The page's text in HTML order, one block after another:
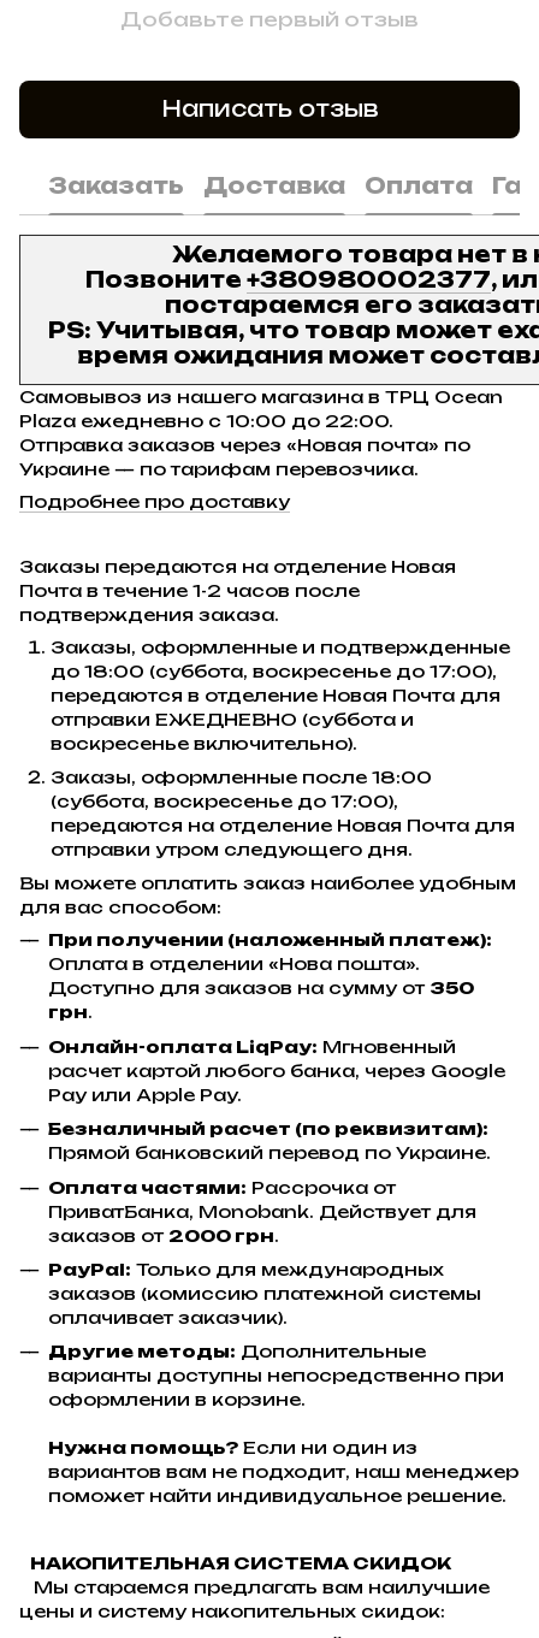
Добавьте первый отзыв
Написать отзыв
Заказать Доставка Оплата
Желаемого товара нет в
Позвоните +380980002377,
постараемся его
PS: Учитывая, что товар может
время ожидания может
Самовывоз из нашего магазина в ТРЦ Ocean
Plaza ежедневно с 10:00 до 22:00.
Отправка заказов через «Новая почта» по
Украине — по тарифам перевозчика.
Подробнее про доставку
Заказы передаются на отделение Новая
Почта в течение 1-2 часов после
подтверждения заказа.
Заказы, оформленные и подтвержденные
до 18:00 (суббота, воскресенье до 17:00),
передаются в отделение Новая Почта для
отправки ЕЖЕДНЕВНО (суббота и
воскресенье включительно).
Заказы, оформленные после 18:00
(суббота, воскресенье до 17:00),
передаются на отделение Новая Почта для
отправки утром следующего дня.
Вы можете оплатить заказ наиболее удобным
для вас способом:
При получении (наложенный платеж):
Оплата в отделении «Нова пошта».
Доступно для заказов на сумму от 350
грн.
Онлайн-оплата LiqPay: Мгновенный
расчет картой любого банка, через Google
Pay или Apple Pay.
Безналичный расчет (по реквизитам):
Прямой банковский перевод по Украине.
Оплата частями: Рассрочка от
ПриватБанка, Monobank. Действует для
заказов от 2000 грн.
PayPal: Только для международных
заказов (комиссию платежной системы
оплачивает заказчик).
Другие методы: Дополнительные
варианты доступны непосредственно при
оформлении в корзине.
Нужна помощь? Если ни один из
вариантов вам не подходит, наш менеджер
поможет найти индивидуальное решение.
НАКОПИТЕЛЬНАЯ СИСТЕМА СКИДОК
Мы стараемся предлагать вам наилучшие
цены и систему накопительных скидок: